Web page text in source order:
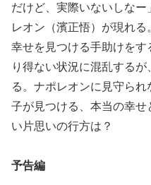
だけど、実際いないしな
レオン（濱正悟）が現れ
幸せを見つける手助けを
り得ない状況に混乱する
る。ナポレオンに見守ら
子が見つける、本当の幸
い片思いの行方は？
予告編